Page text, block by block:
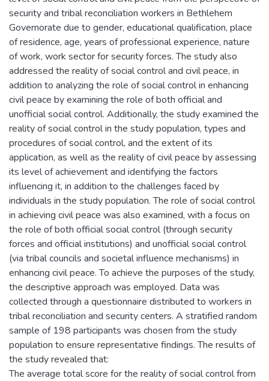
security and tribal reconciliation workers in Bethlehem
Governorate due to gender, educational qualification, place
of residence, age, years of professional experience, nature
of work, work sector for security forces. The study also
addressed the reality of social control and civil peace, in
addition to analyzing the role of social control in enhancing
civil peace by examining the role of both official and
unofficial social control. Additionally, the study examined the
reality of social control in the study population, types and
procedures of social control, and the extent of its
application, as well as the reality of civil peace by assessing
its level of achievement and identifying the factors
influencing it, in addition to the challenges faced by
individuals in the study population. The role of social control
in achieving civil peace was also examined, with a focus on
the role of both official social control (through security
forces and official institutions) and unofficial social control
(via tribal councils and societal influence mechanisms) in
enhancing civil peace. To achieve the purposes of the study,
the descriptive approach was employed. Data was
collected through a questionnaire distributed to workers in
tribal reconciliation and security centers. A stratified random
sample of 198 participants was chosen from the study
population to ensure representative findings. The results of
the study revealed that:
The average total score for the reality of social control from